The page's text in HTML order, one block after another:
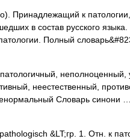
Принадлежащий к
в состав русского
Полный
неполноценный,
неестественный,
Словарь синони …
&LT;гр. 1. Отн. к